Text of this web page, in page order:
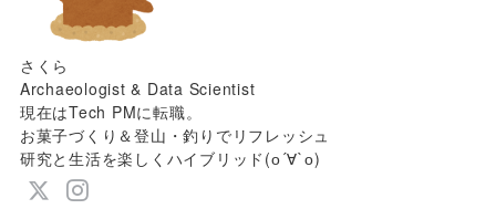
さくら
Archaeologist & Data Scientist
現在はTech PMに転職。
お菓子づくり＆登山・釣りでリフレッシュ
研究と生活を楽しくハイブリッド(о´∀`о)